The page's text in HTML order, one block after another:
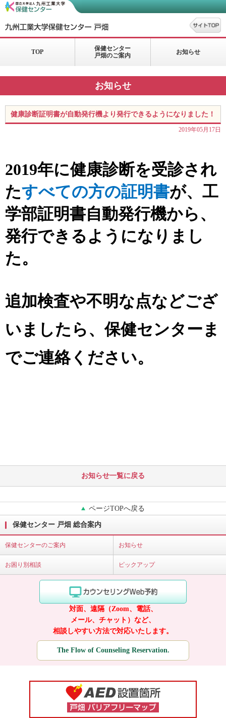
TOP
保健センター
戸畑のご案内
お知らせ
お知らせ
健康診断証明書が自動発行機より発行できるようになりました！
2019年05月17日
2019年に健康診断を受診され
たすべての方の証明書が、工
学部証明書自動発行機から、
発行できるようになりまし
た。
追加検査や不明な点などござ
いましたら、保健センターま
でご連絡ください。
お知らせ一覧に戻る
ページTOPへ戻る
保健センター 戸畑 総合案内
保健センターのご案内 お知らせ
お困り別相談 ピックアップ
対面、遠隔（Zoom、電話、
メール、チャット）など、
相談しやすい方法で対応いたします。
The Flow of Counseling Reservation.